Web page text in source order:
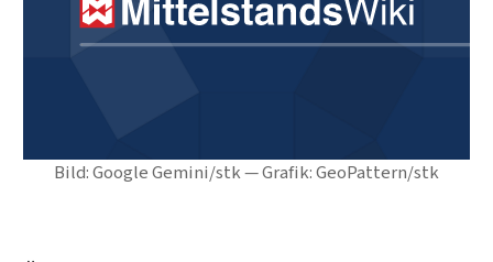
Bild: Google Gemini/stk — Grafik: GeoPattern/stk